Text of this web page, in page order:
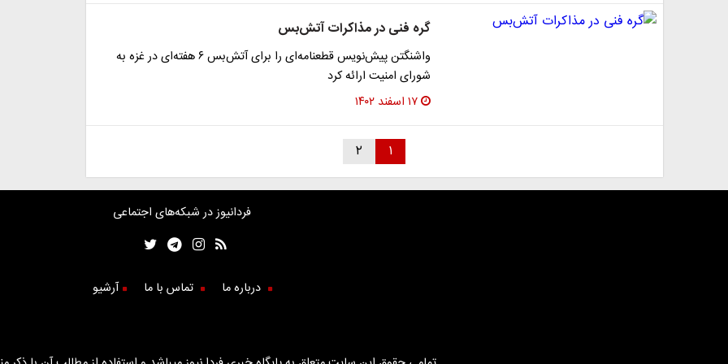
گره فنی در مذاکرات آتش‌بس
واشنگتن پیش‌نویس قطعنامه‌ای را برای آتش‌بس ۶ هفته‌ای در غزه به
شورای امنیت ارائه کرد
۱۷ اسفند ۱۴۰۲
۱ ۲
فردانیوز در شبکه‌های اجتماعی
درباره ما تماس با ما آرشیو